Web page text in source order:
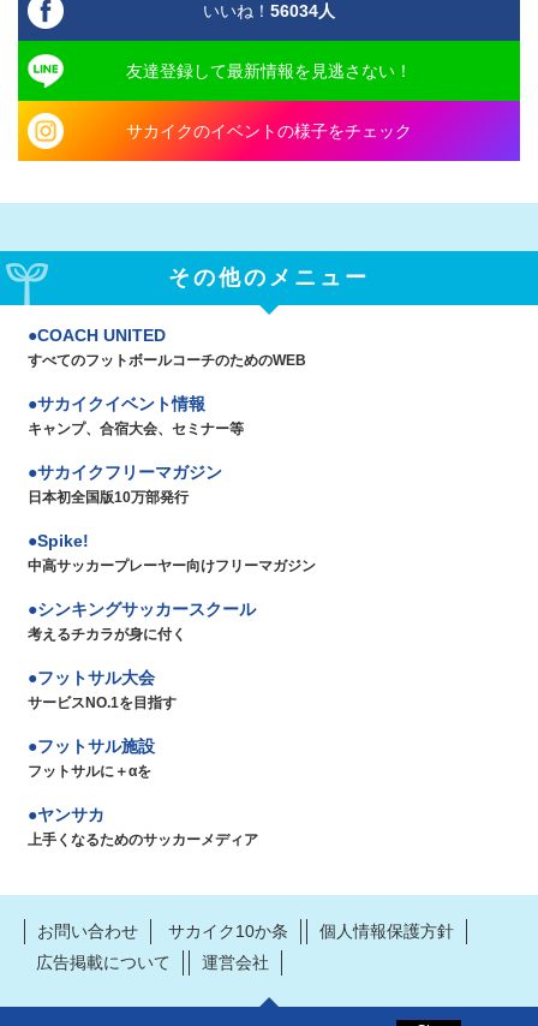
いいね！ 56034人
友達登録して最新情報を見逃さない！
サカイクのイベントの様子をチェック
その他のメニュー
COACH UNITED
すべてのフットボールコーチのためのWEB
サカイクイベント情報
キャンプ、合宿大会、セミナー等
サカイクフリーマガジン
日本初全国版10万部発行
Spike!
中高サッカープレーヤー向けフリーマガジン
シンキングサッカースクール
考えるチカラが身に付く
フットサル大会
サービスNO.1を目指す
フットサル施設
フットサルに＋αを
ヤンサカ
上手くなるためのサッカーメディア
お問い合わせ サカイク10か条
個人情報保護方針
広告掲載について
運営会社